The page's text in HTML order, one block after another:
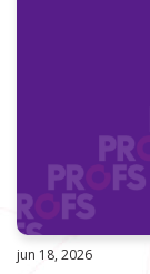
jun 18, 2026